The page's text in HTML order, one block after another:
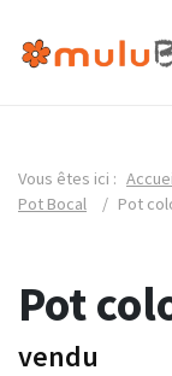
Vous êtes ici :
Pot Bocal
/ Pot
Pot
vendu